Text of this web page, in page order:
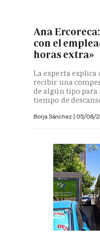
Ana
con el
horas extra»
La experta explica
recibir una
de algún tipo para
tiempo de
Borja Sánchez | 05/08/